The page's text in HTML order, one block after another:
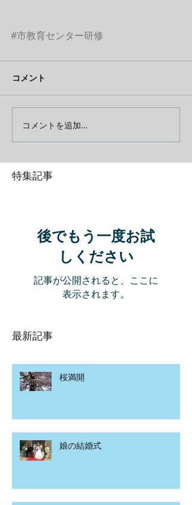
最新記事
特集記事
#市教育センター研修
コメント
コメントを追加…
後でもう一度お試
しください
記事が公開されると、ここに
表示されます。
桜満開
娘の結婚式